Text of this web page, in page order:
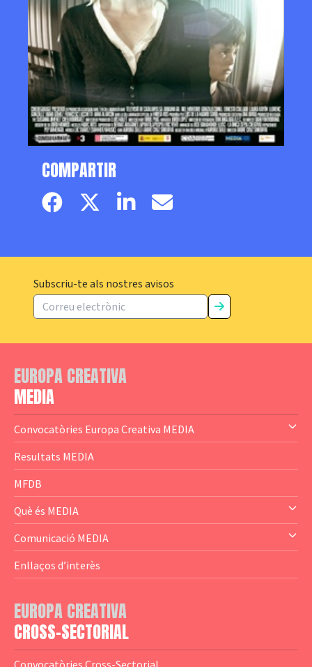
COMPARTIR
Facebook pageTwitter page
LinkedinEmail
Subscriu-te als nostres avisos
EUROPA CREATIVA
MEDIA
Convocatòries Europa Creativa MEDIA
— Content Cluster
— Business Cluster
— Audience Cluster
— Altres
Resultats MEDIA
MFDB
Què és MEDIA
— El subprograma MEDIA
— Agència Executiva
— Logotips
Comunicació MEDIA
— Estrenes a Catalunya
— Notícies
— Publicacions
Enllaços d’interès
EUROPA CREATIVA
CROSS-SECTORIAL